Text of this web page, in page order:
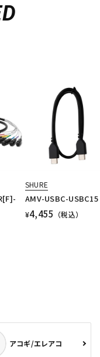
SHURE
AMV-USBC-USBC15
¥4,455 （税込）
アコギ/エレアコ